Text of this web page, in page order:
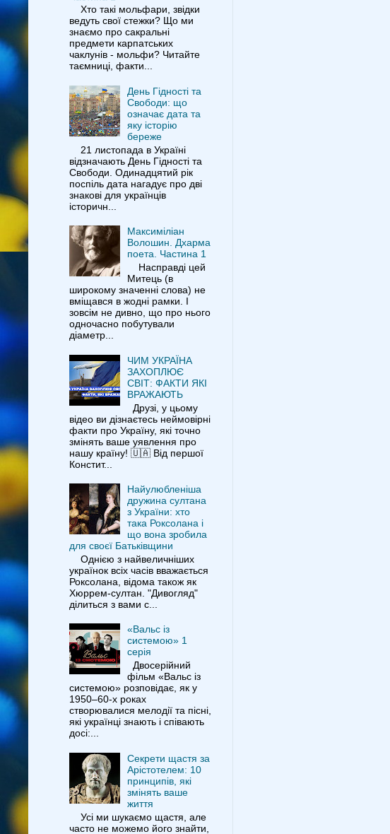
Хто такі мольфари, звідки
ведуть свої стежки? Що ми
знаємо про сакральні
предмети карпатських
чаклунів - мольфи? Читайте
таємниці, факти...
День Гідності та
Свободи: що
означає дата та
яку історію
береже
21 листопада в Україні
відзначають День Гідності та
Свободи. Одинадцятий рік
поспіль дата нагадує про дві
знакові для українців
історичн...
Максиміліан
Волошин. Дхарма
поета. Частина 1
Насправді цей
Митець (в
широкому значенні слова) не
вміщався в жодні рамки. І
зовсім не дивно, що про нього
одночасно побутували
діаметр...
ЧИМ УКРАЇНА
ЗАХОПЛЮЄ
СВІТ: ФАКТИ ЯКІ
ВРАЖАЮТЬ
Друзі, у цьому
відео ви дізнаєтесь неймовірні
факти про Україну, які точно
змінять ваше уявлення про
нашу країну! 🇺🇦 Від першої
Констит...
Найулюбленіша
дружина султана
з України: хто
така Роксолана і
що вона зробила
для своєї Батьківщини
Однією з найвеличніших
українок всіх часів вважається
Роксолана, відома також як
Хюррем-султан. "Дивогляд"
ділиться з вами с...
«Вальс із
системою» 1
серія
Двосерійний
фільм «Вальс із
системою» розповідає, як у
1950–60-х роках
створювалися мелодії та пісні,
які українці знають і співають
досі:...
Секрети щастя за
Арістотелем: 10
принципів, які
змінять ваше
життя
Усі ми шукаємо щастя, але
часто не можемо його знайти,